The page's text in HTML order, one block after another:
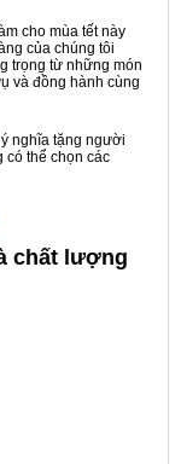
cho mùa tết này
của chúng tôi
trọng từ những món
và đồng hành cùng
ý nghĩa tặng người
có thể chọn các
chất lượng